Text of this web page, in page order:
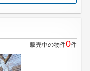
販売中の物件0件